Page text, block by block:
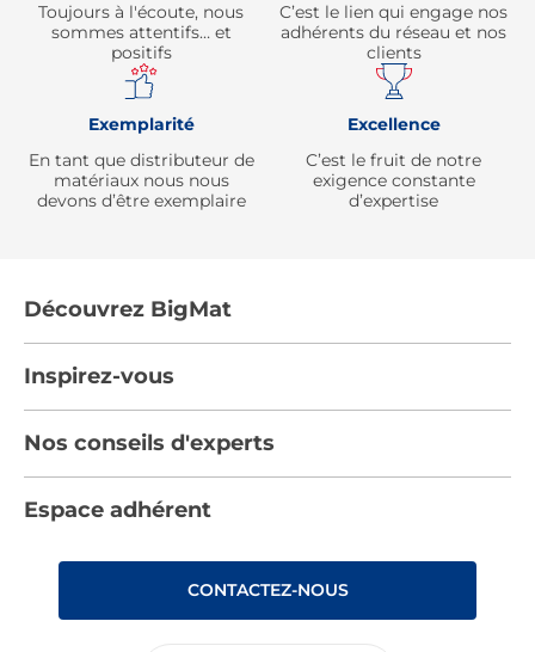
Toujours à l'écoute, nous
sommes attentifs… et
positifs
C’est le lien qui engage nos
adhérents du réseau et nos
clients
Exemplarité
En tant que distributeur de
matériaux nous nous
devons d’être exemplaire
Excellence
C’est le fruit de notre
exigence constante
d’expertise
Découvrez BigMat
Devenez adhérent
Les Bâtisseurs du Sport
Déclaration d’accessibilité : non conforme
Inspirez-vous
Nos catalogues
Rencontres
Nos conseils d'experts
Espace adhérent
CONTACTEZ-NOUS